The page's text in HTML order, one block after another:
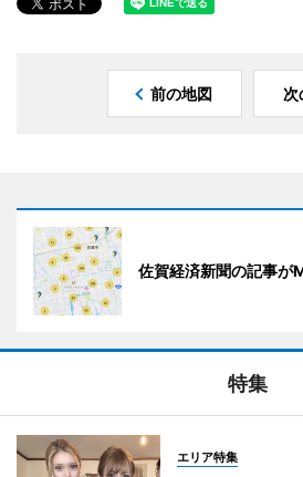
前の地図 次
佐賀経済新聞の記事が
特集
エリア特集